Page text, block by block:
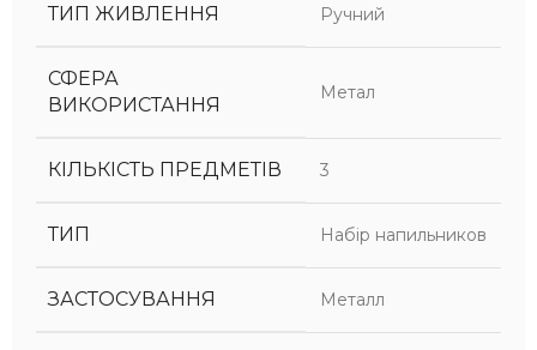
ТИП ЖИВЛЕННЯ Ручний
СФЕРА
ВИКОРИСТАННЯ
Метал
КІЛЬКІСТЬ ПРЕДМЕТІВ 3
ТИП Набір напильников
ЗАСТОСУВАННЯ Металл